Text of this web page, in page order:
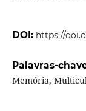
DOI: https://
Palavras-
Memória,